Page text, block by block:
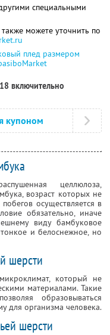
специальными
можете уточнить по
плед размером
включительно
купоном
целлюлоза,
возраст которых не
осуществляется в
обязательно, иначе
виду бамбуковое
и белоснежное, но
шерсти
который не
материалами. Такие
образовываться
для организма человека.
шерсти